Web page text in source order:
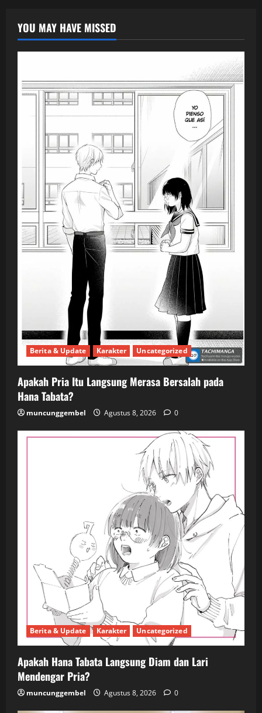
YOU MAY HAVE MISSED
Berita & Update Karakter Uncategorized
Apakah Pria Itu Langsung Merasa Bersalah pada
Hana Tabata?
muncunggembel Agustus 8, 2026 0
Berita & Update Karakter Uncategorized
Apakah Hana Tabata Langsung Diam dan Lari
Mendengar Pria?
muncunggembel Agustus 8, 2026 0